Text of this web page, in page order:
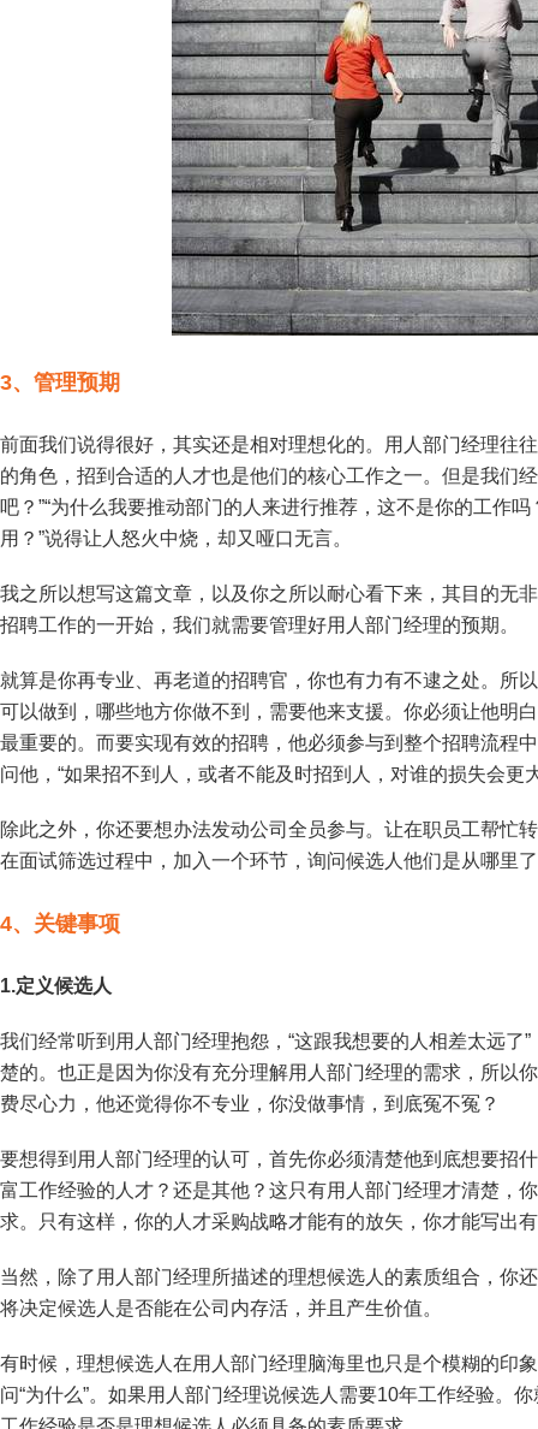
3、 管理预期
前面我们说得很好，其实还是相对理想化的。用人部门经理往
的角色，招到合适的人才也是他们的核心工作之一。但是我们
吧？”“为什么我要推动部门的人来进行推荐，这不是你的工作
用？”说得让人怒火中烧，却又哑口无言。
我之所以想写这篇文章，以及你之所以耐心看下来，其目的无
招聘工作的一开始，我们就需要管理好用人部门经理的预期。
就算是你再专业、再老道的招聘官，你也有力有不逮之处。所
可以做到，哪些地方你做不到，需要他来支援。你必须让他明
最重要的。而要实现有效的招聘，他必须参与到整个招聘流程
问他，“如果招不到人，或者不能及时招到人，对谁的损失会更
除此之外，你还要想办法发动公司全员参与。让在职员工帮忙
在面试筛选过程中，加入一个环节，询问候选人他们是从哪里
4、 关键事项
1.定义候选人
我们经常听到用人部门经理抱怨，“这跟我想要的人相差太远
楚的。也正是因为你没有充分理解用人部门经理的需求，所以
费尽心力，他还觉得你不专业，你没做事情，到底冤不冤？
要想得到用人部门经理的认可，首先你必须清楚他到底想要招
富工作经验的人才？还是其他？这只有用人部门经理才清楚，
求。只有这样，你的人才采购战略才能有的放矢，你才能写出
当然，除了用人部门经理所描述的理想候选人的素质组合，你
将决定候选人是否能在公司内存活，并且产生价值。
有时候，理想候选人在用人部门经理脑海里也只是个模糊的印
问“为什么”。如果用人部门经理说候选人需要10年工作经验。